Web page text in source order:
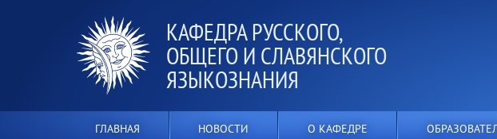
КАФЕДРА РУССКОГО,
ОБЩЕГО И СЛАВЯНСКОГО
ЯЗЫКОЗНАНИЯ
ГЛАВНАЯ НОВОСТИ О КАФЕДРЕ